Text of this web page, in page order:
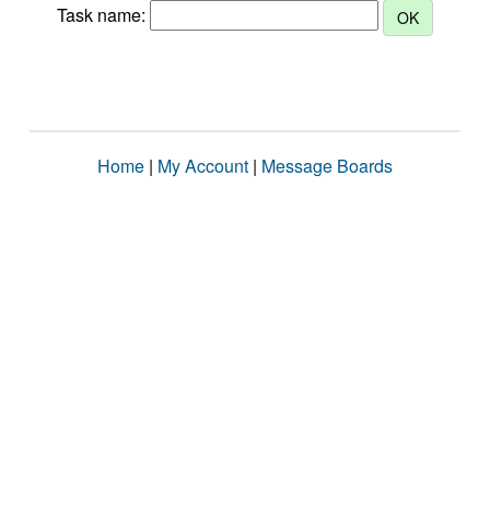
Task name:
Home | My Account | Message Boards